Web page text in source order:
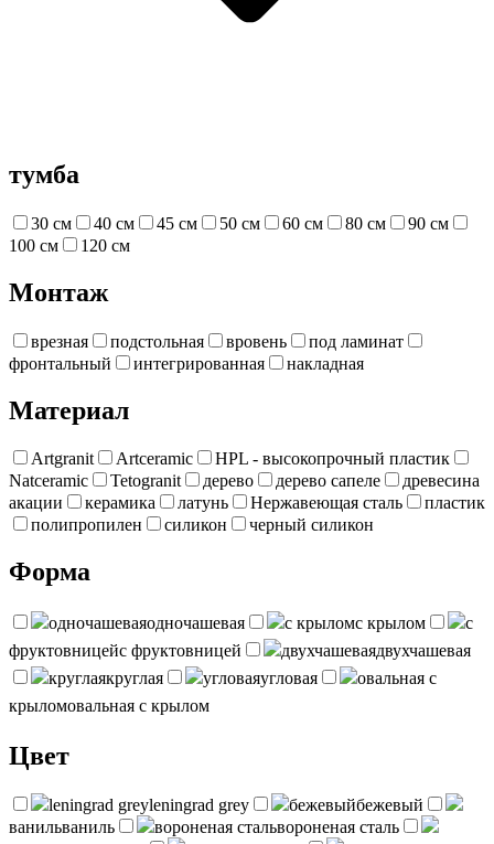
тумба
30 см 40 см 45 см 50 см 60 см 80 см
90 см
100 см
120 см
Монтаж
врезная подстольная вровень
под ламинат
фронтальный
интегрированная накладная
Материал
Artgranit Artceramic
HPL - высокопрочный пластик
Natceramic
Tetogranit дерево дерево сапеле
древесина
акации
керамика латунь Нержавеющая сталь
пластик
полипропилен
силикон черный силикон
Форма
одночашеваяодночашевая с крыломс крылом
с
фруктовницейс фруктовницей двухчашеваядвухчашевая
круглаякруглая угловаяугловая
овальная с
крыломовальная с крылом
Цвет
leningrad greyleningrad grey бежевыйбежевый
ванильваниль вороненая стальвороненая сталь